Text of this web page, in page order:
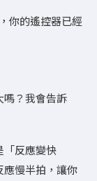
你的遙控器已經
嗎？我會告訴
「反應變快
應慢半拍，讓你